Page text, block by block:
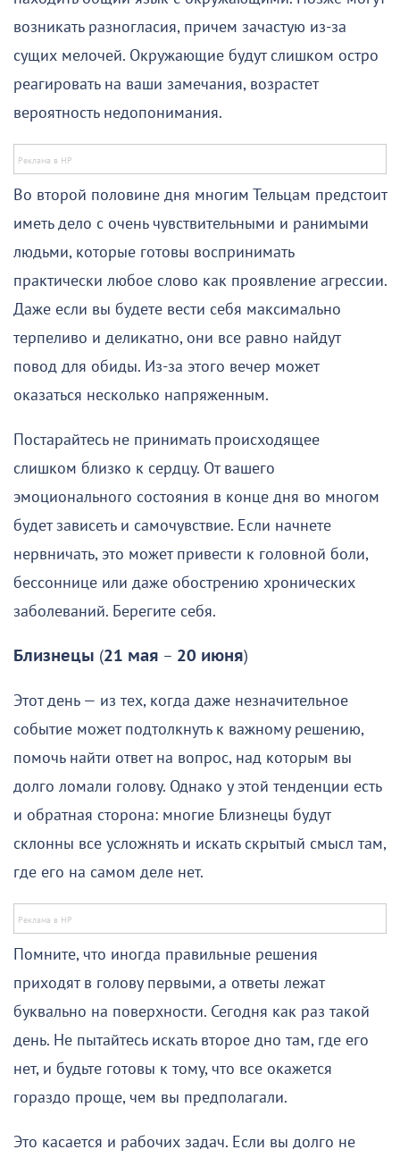
возникать разногласия, причем зачастую из-за
сущих мелочей. Окружающие будут слишком остро
реагировать на ваши замечания, возрастет
вероятность недопонимания.
Во второй половине дня многим Тельцам предстоит
иметь дело с очень чувствительными и ранимыми
людьми, которые готовы воспринимать
практически любое слово как проявление агрессии.
Даже если вы будете вести себя максимально
терпеливо и деликатно, они все равно найдут
повод для обиды. Из-за этого вечер может
оказаться несколько напряженным.
Постарайтесь не принимать происходящее
слишком близко к сердцу. От вашего
эмоционального состояния в конце дня во многом
будет зависеть и самочувствие. Если начнете
нервничать, это может привести к головной боли,
бессоннице или даже обострению хронических
заболеваний. Берегите себя.
Близнецы (21 мая – 20 июня)
Этот день — из тех, когда даже незначительное
событие может подтолкнуть к важному решению,
помочь найти ответ на вопрос, над которым вы
долго ломали голову. Однако у этой тенденции есть
и обратная сторона: многие Близнецы будут
склонны все усложнять и искать скрытый смысл там,
где его на самом деле нет.
Помните, что иногда правильные решения
приходят в голову первыми, а ответы лежат
буквально на поверхности. Сегодня как раз такой
день. Не пытайтесь искать второе дно там, где его
нет, и будьте готовы к тому, что все окажется
гораздо проще, чем вы предполагали.
Это касается и рабочих задач. Если вы долго не